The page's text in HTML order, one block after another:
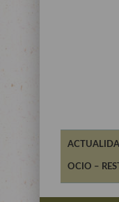
OCIO –